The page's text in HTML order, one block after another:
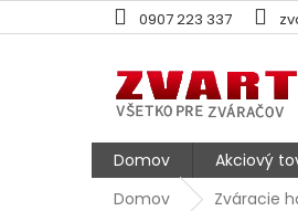
na
0907 223 337
Domov Akciový
Domov
Zváracie